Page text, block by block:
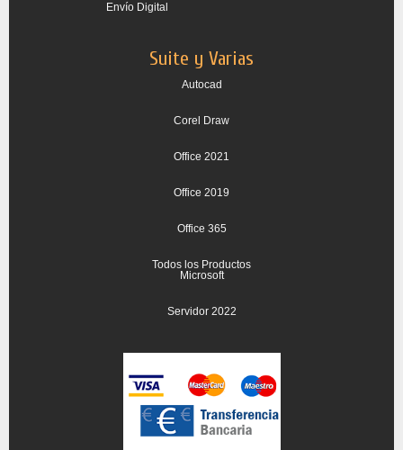
Envío Digital
Suite y Varias
Autocad
Corel Draw
Office 2021
Office 2019
Office 365
Todos los Productos
Microsoft
Servidor 2022